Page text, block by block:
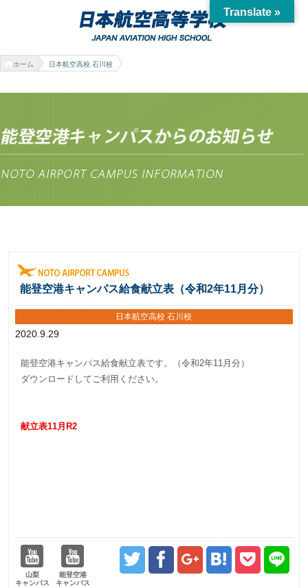
ホーム 日本航空高校 石川校
能登空港キャンパス給食献立表（令和2年11月分）
2020.9.29
日本航空高校 石川校
能登空港キャンパス給食献立表です。（令和2年11月分）
ダウンロードしてご利用ください。
献立表11月R2
山梨
キャンパス
能登空港
キャンパス
Translate »